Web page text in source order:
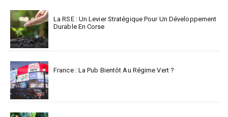
La RSE : Un Levier Stratégique Pour Un Développement
Durable En Corse
France : La Pub Bientôt Au Régime Vert ?